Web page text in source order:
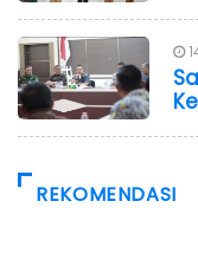
REKOMENDASI